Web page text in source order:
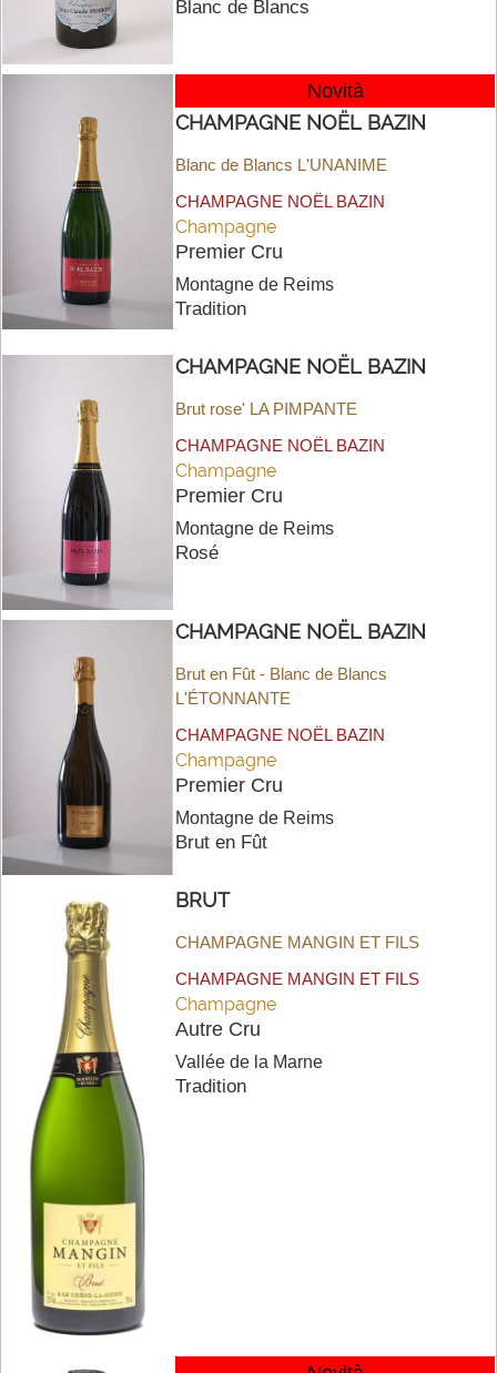
Blanc de Blancs
Novità
CHAMPAGNE NOËL BAZIN
Blanc de Blancs L'UNANIME
CHAMPAGNE NOËL BAZIN
Champagne
Premier Cru
Montagne de Reims
Tradition
CHAMPAGNE NOËL BAZIN
Brut rose' LA PIMPANTE
CHAMPAGNE NOËL BAZIN
Champagne
Premier Cru
Montagne de Reims
Rosé
CHAMPAGNE NOËL BAZIN
Brut en Fût - Blanc de Blancs
L'ÉTONNANTE
CHAMPAGNE NOËL BAZIN
Champagne
Premier Cru
Montagne de Reims
Brut en Fût
BRUT
CHAMPAGNE MANGIN ET FILS
CHAMPAGNE MANGIN ET FILS
Champagne
Autre Cru
Vallée de la Marne
Tradition